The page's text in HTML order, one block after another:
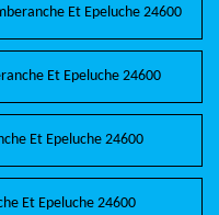
Et Epeluche 24600
Et Epeluche 24600
Et Epeluche 24600
Et Epeluche 24600